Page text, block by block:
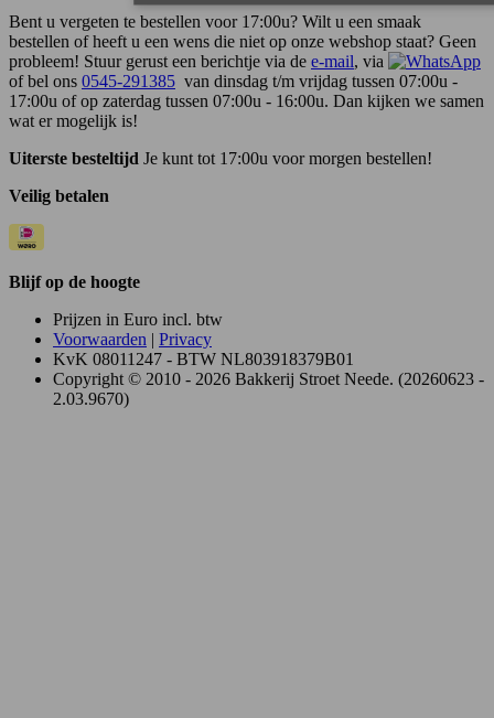
Bent u vergeten te bestellen voor 17:00u? Wilt u een smaak
bestellen of heeft u een wens die niet op onze webshop staat? Geen
probleem! Stuur gerust een berichtje via de e-mail, via
of bel ons 0545-291385 van dinsdag t/m vrijdag tussen 07:00u -
17:00u of op zaterdag tussen 07:00u - 16:00u. Dan kijken we samen
wat er mogelijk is!
Uiterste besteltijd Je kunt tot 17:00u voor morgen bestellen!
Veilig betalen
Blijf op de hoogte
Prijzen in Euro incl. btw
Voorwaarden
Privacy
KvK 08011247 - BTW NL803918379B01
Copyright © 2010 - 2026 Bakkerij Stroet Neede. (20260623 -
2.03.9670)